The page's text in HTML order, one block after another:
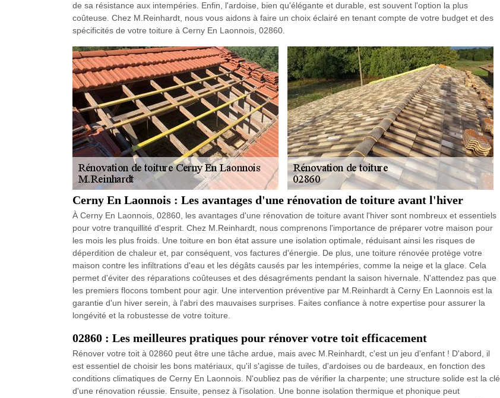
de sa résistance aux intempéries. Enfin, l'ardoise, bien qu'élégante et durable, est souvent l'option la plus
coûteuse. Chez M.Reinhardt, nous vous aidons à faire un choix éclairé en tenant compte de votre budget et des
spécificités de votre toiture à Cerny En Laonnois, 02860.
Cerny En Laonnois : Les avantages d'une rénovation de toiture avant l'hiver
À Cerny En Laonnois, 02860, les avantages d'une rénovation de toiture avant l'hiver sont nombreux et essentiels
pour votre tranquillité d'esprit. Chez M.Reinhardt, nous comprenons l'importance de préparer votre maison pour
les mois les plus froids. Une toiture en bon état assure une isolation optimale, réduisant ainsi les risques de
déperdition de chaleur et, par conséquent, vos factures d'énergie. De plus, une toiture rénovée protège votre
maison contre les infiltrations d'eau et les dégâts causés par les intempéries, comme la neige et la glace. Cela
permet d'éviter des réparations coûteuses et des désagréments pendant la saison hivernale. N'attendez pas que
les premiers flocons tombent pour agir. Une intervention préventive par M.Reinhardt à Cerny En Laonnois est la
garantie d'un hiver serein, à l'abri des mauvaises surprises. Faites confiance à notre expertise pour assurer la
longévité et la robustesse de votre toiture.
02860 : Les meilleures pratiques pour rénover votre toit efficacement
Rénover votre toit à 02860 peut être une tâche ardue, mais avec M.Reinhardt, c'est un jeu d'enfant ! D'abord, il
est essentiel de choisir les bons matériaux, qu'il s'agisse de tuiles, d'ardoises ou de bardeaux, en fonction des
conditions climatiques de Cerny En Laonnois. N'oubliez pas de vérifier la charpente; une structure solide est la clé
d'une rénovation réussie. Ensuite, pensez à l'isolation. Une bonne isolation thermique et phonique peut